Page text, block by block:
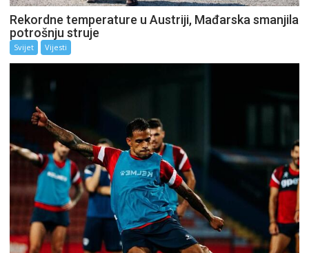
Rekordne temperature u Austriji, Mađarska smanjila
potrošnju struje
Svijet Vijesti